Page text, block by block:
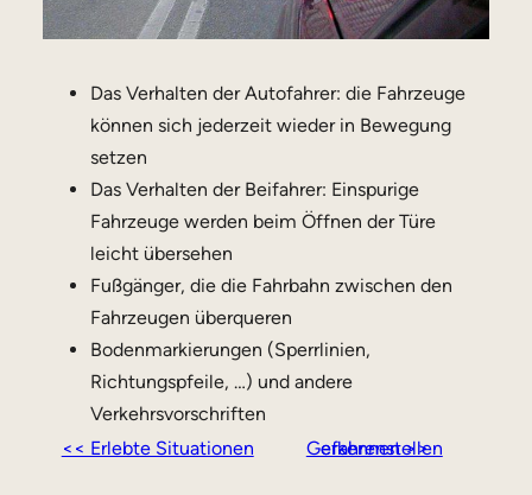
Das Verhalten der Autofahrer: die Fahrzeuge
können sich jederzeit wieder in Bewegung
setzen
Das Verhalten der Beifahrer: Einspurige
Fahrzeuge werden beim Öffnen der Türe
leicht übersehen
Fußgänger, die die Fahrbahn zwischen den
Fahrzeugen überqueren
Bodenmarkierungen (Sperrlinien,
Richtungspfeile, …) und andere
Verkehrsvorschriften
<< Erlebte Situationen
Gefahrenstellen erkennen >>